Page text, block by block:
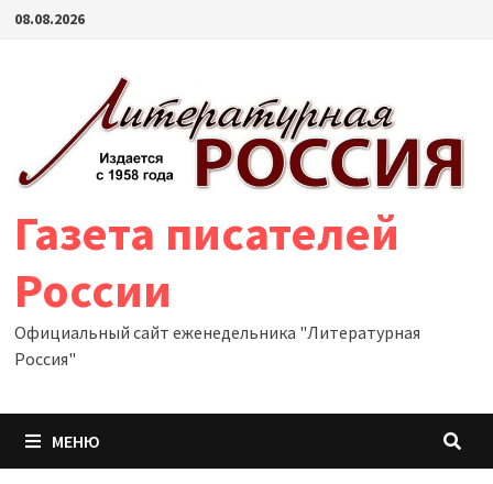
Перейти
08.08.2026
Газета писателей
России
Официальный сайт еженедельника "Литературная
Россия"
МЕНЮ